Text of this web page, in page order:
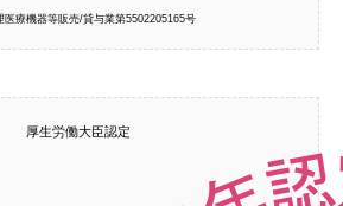
医療機器等販売/貸与業第5502205165号
厚生労働大臣認定